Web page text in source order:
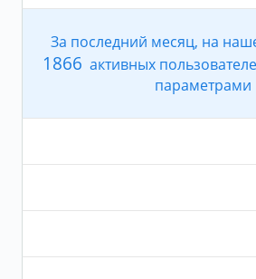
Страны
Число исполнений в сутки
До
+
За последний месяц, на
1866 активных
параметрами